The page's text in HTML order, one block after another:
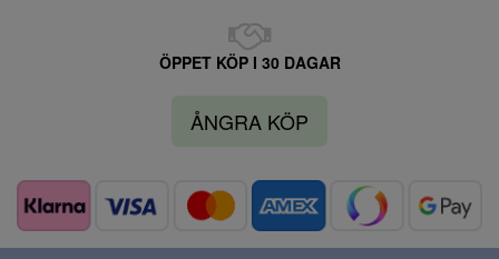
ÖPPET KÖP I 30 DAGAR
ÅNGRA KÖP